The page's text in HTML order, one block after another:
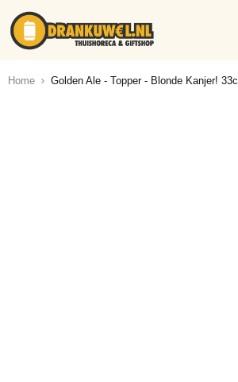
Ga naar de inhoud
Home Golden Ale - Topper - Blonde Kanjer! 33cl